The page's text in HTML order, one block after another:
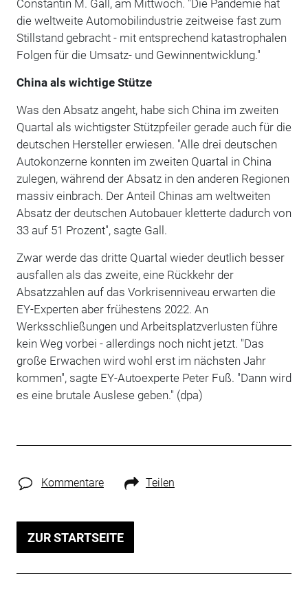
Constantin M. Gall, am Mittwoch. "Die Pandemie hat
die weltweite Automobilindustrie zeitweise fast zum
Stillstand gebracht - mit entsprechend katastrophalen
Folgen für die Umsatz- und Gewinnentwicklung."
China als wichtige Stütze
Was den Absatz angeht, habe sich China im zweiten
Quartal als wichtigster Stützpfeiler gerade auch für die
deutschen Hersteller erwiesen. "Alle drei deutschen
Autokonzerne konnten im zweiten Quartal in China
zulegen, während der Absatz in den anderen Regionen
massiv einbrach. Der Anteil Chinas am weltweiten
Absatz der deutschen Autobauer kletterte dadurch von
33 auf 51 Prozent", sagte Gall.
Zwar werde das dritte Quartal wieder deutlich besser
ausfallen als das zweite, eine Rückkehr der
Absatzzahlen auf das Vorkrisenniveau erwarten die
EY-Experten aber frühestens 2022. An
Werksschließungen und Arbeitsplatzverlusten führe
kein Weg vorbei - allerdings noch nicht jetzt. "Das
große Erwachen wird wohl erst im nächsten Jahr
kommen", sagte EY-Autoexperte Peter Fuß. "Dann wird
es eine brutale Auslese geben." (dpa)
Kommentare Teilen
ZUR STARTSEITE